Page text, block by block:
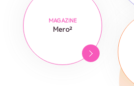
MAGAZINE
Mero²